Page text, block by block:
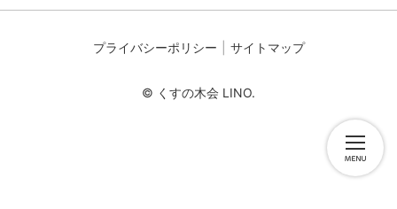
プライバシーポリシー サイトマップ
© くすの木会 LINO.